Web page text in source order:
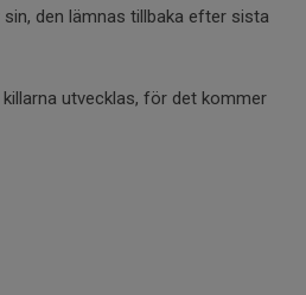
den lämnas tillbaka efter sista
utvecklas, för det kommer